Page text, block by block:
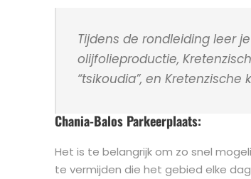
Tijdens de rondleiding leer
olijfolieproductie,
“tsikoudia”, en
Chania-Balos Parkeerplaats:
Het is te belangrijk om zo snel
te vermijden die het gebied elke